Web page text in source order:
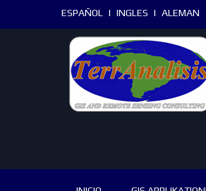
ESPAÑOL | INGLES | ALEMAN